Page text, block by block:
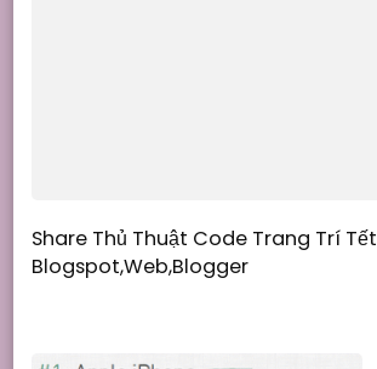
Share Thủ Thuật Code Trang Trí Tết
Blogspot,Web,Blogger